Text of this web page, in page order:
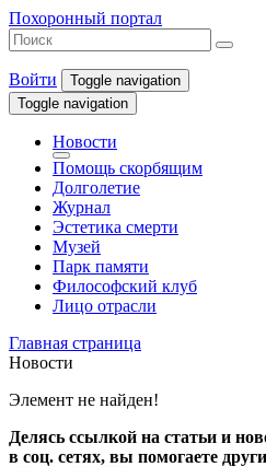
Похоронный портал
Войти
Toggle navigation
Toggle navigation
Новости
Помощь скорбящим
Долголетие
Журнал
Эстетика смерти
Музей
Парк памяти
Философский клуб
Лицо отрасли
Главная страница
Новости
Элемент не найден!
Делясь ссылкой на статьи и
в соц. сетях, вы помогаете